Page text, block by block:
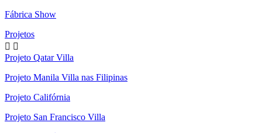
Fábrica Show
Projetos
 
Projeto Qatar Villa
Projeto Manila Villa nas Filipinas
Projeto Califórnia
Projeto San Francisco Villa